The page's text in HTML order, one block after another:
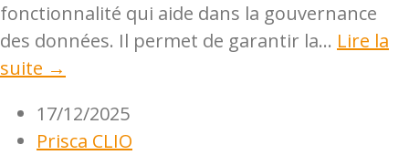
fonctionnalité qui aide dans la gouvernance
des données. Il permet de garantir la... Lire la
suite →
17/12/2025
Prisca CLIO